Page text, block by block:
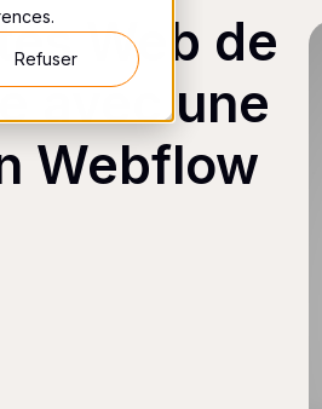
Refuser Web de
avec une
Webflow